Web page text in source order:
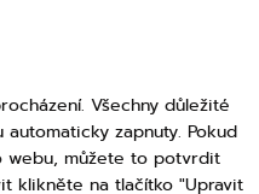
Dárkové poukázky
Puncovní značky
Kontakty
Všechny důležité
zapnuty. Pokud
webu, můžete to potvrdit
klikněte na tlačítko "Upravit